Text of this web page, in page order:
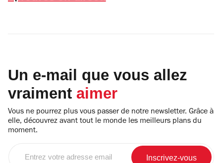
Un e-mail que vous allez
vraiment aimer
Vous ne pourrez plus vous passer de notre newsletter. Grâce à
elle, découvrez avant tout le monde les meilleurs plans du
moment.